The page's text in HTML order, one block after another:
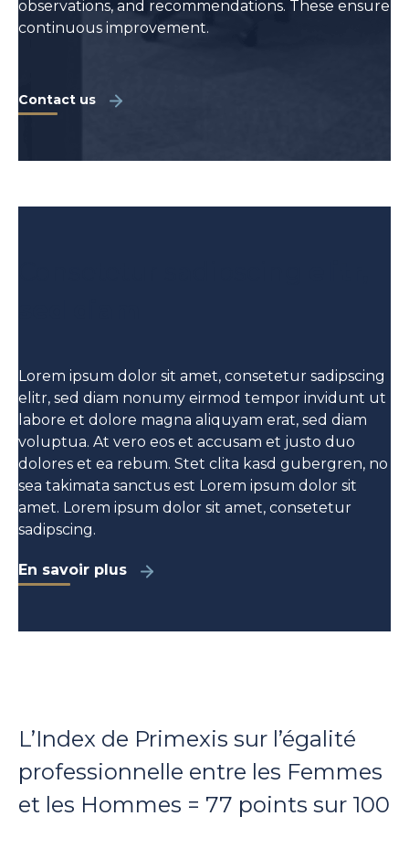
observations, and recommendations. These ensure
continuous improvement.
Contact us
Lorem ipsum dolor sit amet, consetetur sadipscing
elitr, sed diam nonumy eirmod tempor invidunt ut
labore et dolore magna aliquyam erat, sed diam
voluptua. At vero eos et accusam et justo duo
dolores et ea rebum. Stet clita kasd gubergren, no
sea takimata sanctus est Lorem ipsum dolor sit
amet. Lorem ipsum dolor sit amet, consetetur
sadipscing.
En savoir plus
L’Index de Primexis sur l’égalité
professionnelle entre les Femmes
et les Hommes = 77 points sur 100